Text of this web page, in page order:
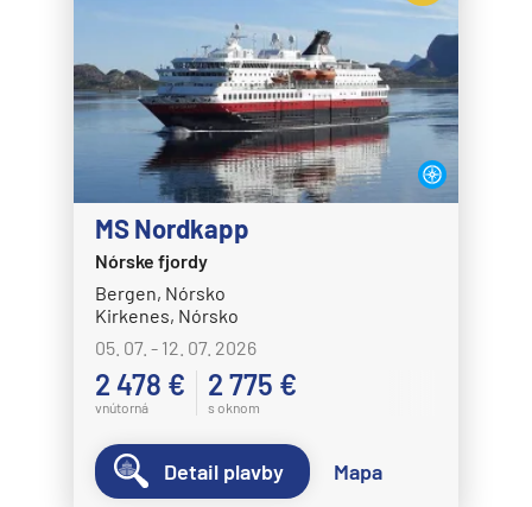
MS Nordkapp
Nórske fjordy
Bergen, Nórsko
Kirkenes, Nórsko
05. 07. - 12. 07. 2026
2 478 €
vnútorná
2 775 €
s oknom
Detail plavby Mapa